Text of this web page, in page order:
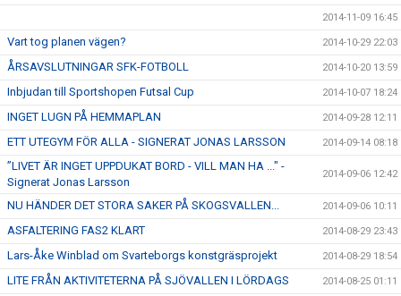
2014-11-09 16:45
Vart tog planen vägen? 2014-10-29 22:03
ÅRSAVSLUTNINGAR SFK-FOTBOLL 2014-10-20 13:59
Inbjudan till Sportshopen Futsal Cup 2014-10-07 18:24
INGET LUGN PÅ HEMMAPLAN 2014-09-28 12:11
ETT UTEGYM FÖR ALLA - SIGNERAT JONAS LARSSON 2014-09-14 08:18
”LIVET ÄR INGET UPPDUKAT BORD - VILL MAN HA ..." -
Signerat Jonas Larsson
2014-09-06 12:42
NU HÄNDER DET STORA SAKER PÅ SKOGSVALLEN... 2014-09-06 10:11
ASFALTERING FAS2 KLART 2014-08-29 23:43
Lars-Åke Winblad om Svarteborgs konstgräsprojekt 2014-08-29 18:54
LITE FRÅN AKTIVITETERNA PÅ SJÖVALLEN I LÖRDAGS 2014-08-25 01:11